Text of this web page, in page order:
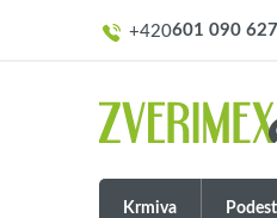
601 090 627
Krmiva